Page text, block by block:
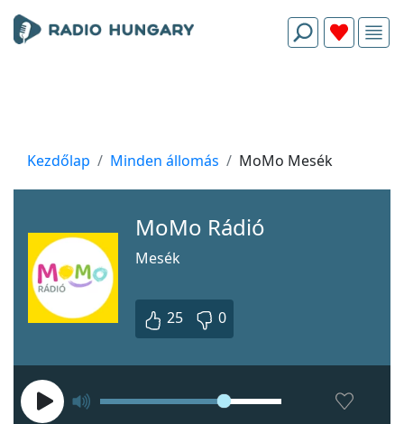
Kezdőlap Minden állomás MoMo Mesék
MoMo Rádió
Mesék
25 0